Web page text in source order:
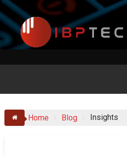
Skip
to
content
Home Blog Insights